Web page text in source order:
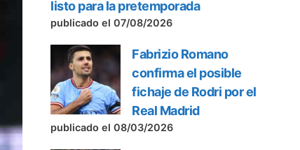
listo para la pretemporada
publicado el 07/08/2026
Fabrizio Romano
confirma el posible
fichaje de Rodri por el
Real Madrid
publicado el 08/03/2026